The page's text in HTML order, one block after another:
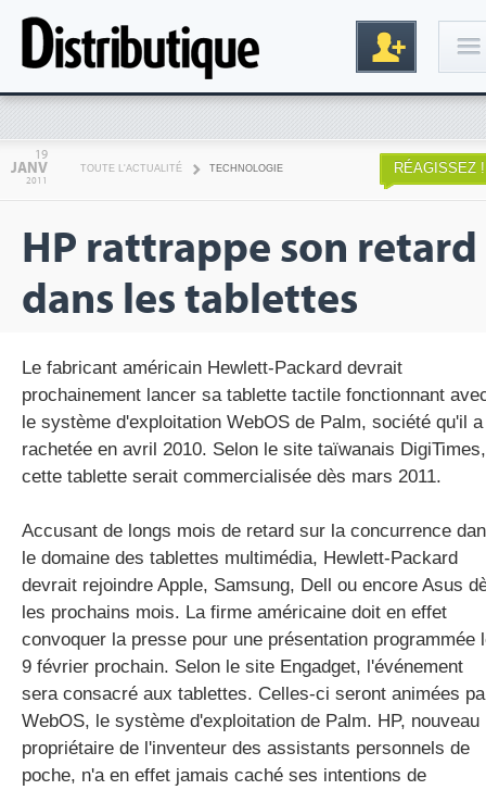
gratuite
19
JANV
2011
TOUTE L'ACTUALITÉ TECHNOLOGIE RÉAGISSEZ !
HP rattrappe son retard
dans les tablettes
Le fabricant américain Hewlett-Packard devrait
prochainement lancer sa tablette tactile fonctionnant
le système d'exploitation WebOS de Palm, société qu'il a
rachetée en avril 2010. Selon le site taïwanais DigiTimes,
cette tablette serait commercialisée dès mars 2011.
Accusant de longs mois de retard sur la concurrence
le domaine des tablettes multimédia, Hewlett-Packard
devrait rejoindre Apple, Samsung, Dell ou encore Asus
les prochains mois. La firme américaine doit en effet
convoquer la presse pour une présentation programmée
9 février prochain. Selon le site Engadget, l'événement
sera consacré aux tablettes. Celles-ci seront animées
WebOS, le système d'exploitation de Palm. HP, nouveau
propriétaire de l'inventeur des assistants personnels de
poche, n'a en effet jamais caché ses intentions de